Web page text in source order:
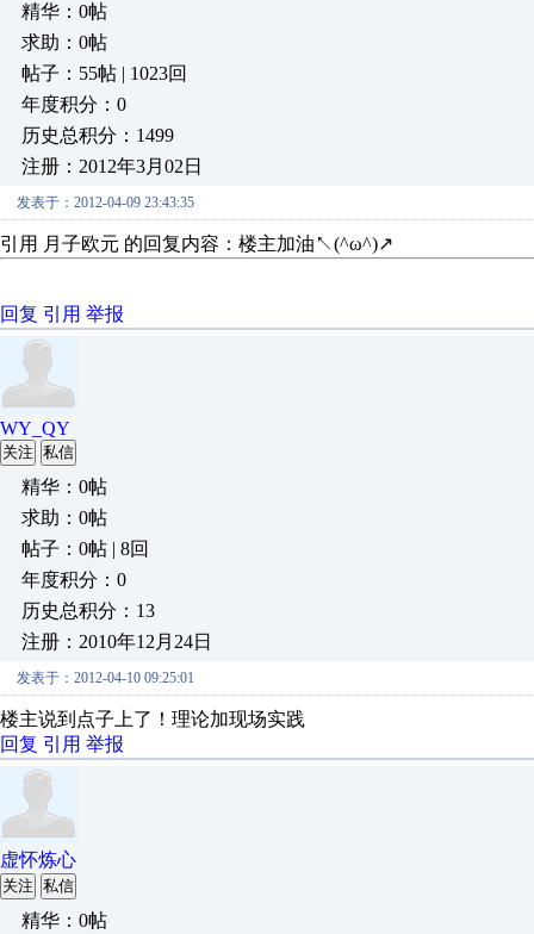
精华：0帖
求助：0帖
帖子：55帖 | 1023回
年度积分：0
历史总积分：1499
注册：2012年3月02日
发表于：2012-04-09 23:43:35
引用 月子欧元 的回复内容：楼主加油
回复 引用 举报
WY_QY
关注 私信
精华：0帖
求助：0帖
帖子：0帖 | 8回
年度积分：0
历史总积分：13
注册：2010年12月24日
发表于：2012-04-10 09:25:01
楼主说到点子上了！理论加现场实践
回复 引用 举报
虚怀炼心
关注 私信
精华：0帖